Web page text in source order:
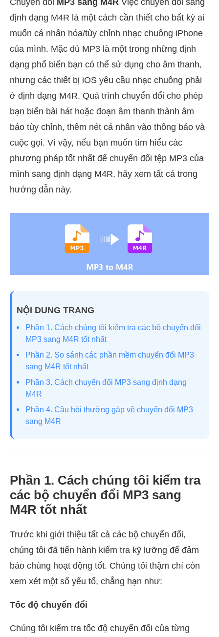
định dạng M4R là một cách cần thiết cho bất kỳ ai
muốn cá nhân hóa/tùy chỉnh nhạc chuông iPhone
của mình. Mặc dù MP3 là một trong những định
dạng phổ biến bạn có thể sử dụng cho âm thanh,
nhưng các thiết bị iOS yêu cầu nhạc chuông phải
ở định dạng M4R. Quá trình chuyển đổi cho phép
bạn biến bài hát hoặc đoạn âm thanh thành âm
báo tùy chỉnh, thêm nét cá nhân vào thông báo và
cuộc gọi. Vì vậy, nếu bạn muốn tìm hiểu các
phương pháp tốt nhất để chuyển đổi tệp MP3 của
mình sang định dạng M4R, hãy xem tất cả trong
hướng dẫn này.
NỘI DUNG TRANG
Phần 1. Cách chúng tôi kiểm tra các bộ chuyển đổi
MP3 sang M4R tốt nhất
Phần 2. So sánh các phần mềm chuyển đổi MP3
sang M4R tốt nhất
Phần 3. Cách chuyển đổi MP3 sang định dạng
M4R
Phần 4. Câu hỏi thường gặp về chuyển đổi MP3
sang M4R
Phần 1. Cách chúng tôi kiểm tra
các bộ chuyển đổi MP3 sang
M4R tốt nhất
Trước khi giới thiệu tất cả các bộ chuyển đổi,
chúng tôi đã tiến hành kiểm tra kỹ lưỡng để đảm
bảo chúng hoạt động tốt. Chúng tôi thậm chí còn
xem xét một số yếu tố, chẳng hạn như:
Tốc độ chuyển đổi
Chúng tôi kiểm tra tốc độ chuyển đổi của từng